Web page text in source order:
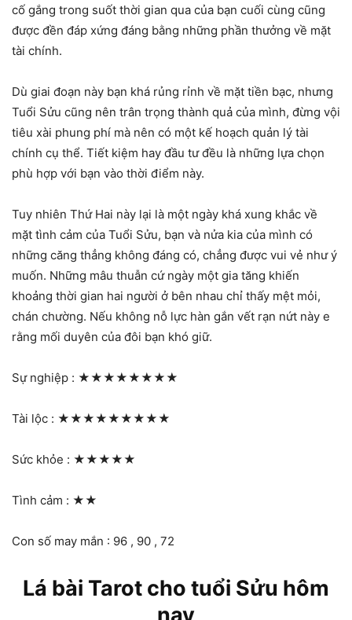
cố gắng trong suốt thời gian qua của bạn cuối cùng cũng
được đền đáp xứng đáng bằng những phần thưởng về mặt
tài chính.
Dù giai đoạn này bạn khá rủng rỉnh về mặt tiền bạc, nhưng
Tuổi Sửu cũng nên trân trọng thành quả của mình, đừng vội
tiêu xài phung phí mà nên có một kế hoạch quản lý tài
chính cụ thể. Tiết kiệm hay đầu tư đều là những lựa chọn
phù hợp với bạn vào thời điểm này.
Tuy nhiên Thứ Hai này lại là một ngày khá xung khắc về
mặt tình cảm của Tuổi Sửu, bạn và nửa kia của mình có
những căng thẳng không đáng có, chẳng được vui vẻ như ý
muốn. Những mâu thuẫn cứ ngày một gia tăng khiến
khoảng thời gian hai người ở bên nhau chỉ thấy mệt mỏi,
chán chường. Nếu không nỗ lực hàn gắn vết rạn nứt này e
rằng mối duyên của đôi bạn khó giữ.
Sự nghiệp : ★★★★★★★★
Tài lộc : ★★★★★★★★★
Sức khỏe : ★★★★★
Tình cảm : ★★
Con số may mắn : 96 , 90 , 72
Lá bài Tarot cho tuổi Sửu hôm
nay